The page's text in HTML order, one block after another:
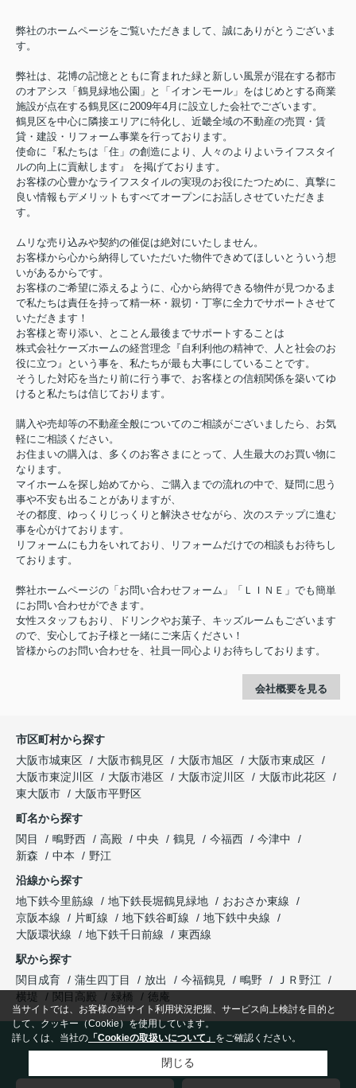
弊社のホームページをご覧いただきまして、誠にありがとうございま
す。
弊社は、花博の記憶とともに育まれた緑と新しい風景が混在する都市
のオアシス「鶴見緑地公園」と「イオンモール」をはじめとする商業
施設が点在する鶴見区に2009年4月に設立した会社でございます。
鶴見区を中心に隣接エリアに特化し、近畿全域の不動産の売買・賃
貸・建設・リフォーム事業を行っております。
使命に『私たちは「住」の創造により、人々のよりよいライフスタイ
ルの向上に貢献します』 を掲げております。
お客様の心豊かなライフスタイルの実現のお役にたつために、真撃に
良い情報もデメリットもすべてオープンにお話しさせていただきま
す。
ムリな売り込みや契約の催促は絶対にいたしません。
お客様から心から納得していただいた物件できめてほしいとういう想
いがあるからです。
お客様のご希望に添えるように、心から納得できる物件が見つかるま
で私たちは責任を持って精一杯・親切・丁寧に全力でサポートさせて
いただきます！
お客様と寄り添い、とことん最後までサポートすることは
株式会社ケーズホームの経営理念『自利利他の精神で、人と社会のお
役に立つ』という事を、私たちが最も大事にしていることです。
そうした対応を当たり前に行う事で、お客様との信頼関係を築いてゆ
けると私たちは信じております。
購入や売却等の不動産全般についてのご相談がございましたら、お気
軽にご相談ください。
お住まいの購入は、多くのお客さまにとって、人生最大のお買い物に
なります。
マイホームを探し始めてから、ご購入までの流れの中で、疑問に思う
事や不安も出ることがありますが、
その都度、ゆっくりじっくりと解決させながら、次のステップに進む
事を心がけております。
リフォームにも力をいれており、リフォームだけでの相談もお待ちし
ております。
弊社ホームページの「お問い合わせフォーム」「ＬＩＮＥ」でも簡単
にお問い合わせができます。
女性スタッフもおり、ドリンクやお菓子、キッズルームもございます
ので、安心してお子様と一緒にご来店ください！
皆様からのお問い合わせを、社員一同心よりお待ちしております。
会社概要を見る
市区町村から探す
大阪市城東区
大阪市鶴見区 大阪市旭区
大阪市東成区
大阪市東淀川区
大阪市港区 大阪市淀川区
大阪市此花区
東大阪市
大阪市平野区
町名から探す
関目
鴫野西 高殿 中央 鶴見 今福西
今津中
新森
中本
野江
沿線から探す
地下鉄今里筋線
地下鉄長堀鶴見緑地
おおさか東線
京阪本線
片町線 地下鉄谷町線
地下鉄中央線
大阪環状線
地下鉄千日前線
東西線
駅から探す
関目成育
蒲生四丁目 放出 今福鶴見 鴫野
ＪＲ野江
横堤
関目高殿 緑橋 徳庵
株式会社ケーズホーム
当サイトでは、お客様の当サイト利用状況把握、サービス向上検討を目的と
して、クッキー（Cookie）を使用しています。
詳しくは、当社の 「Cookieの取扱いについて」 をご確認ください。
閉じる